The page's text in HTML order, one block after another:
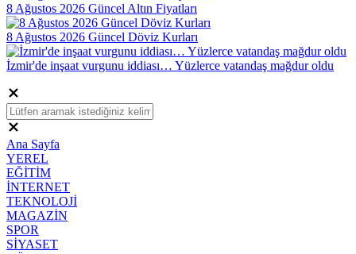
8 Ağustos 2026 Güncel Altın Fiyatları
8 Ağustos 2026 Güncel Döviz Kurları
İzmir'de inşaat vurgunu iddiası… Yüzlerce vatandaş mağdur oldu
Ana Sayfa
YEREL
EĞİTİM
İNTERNET
TEKNOLOJİ
MAGAZİN
SPOR
SİYASET